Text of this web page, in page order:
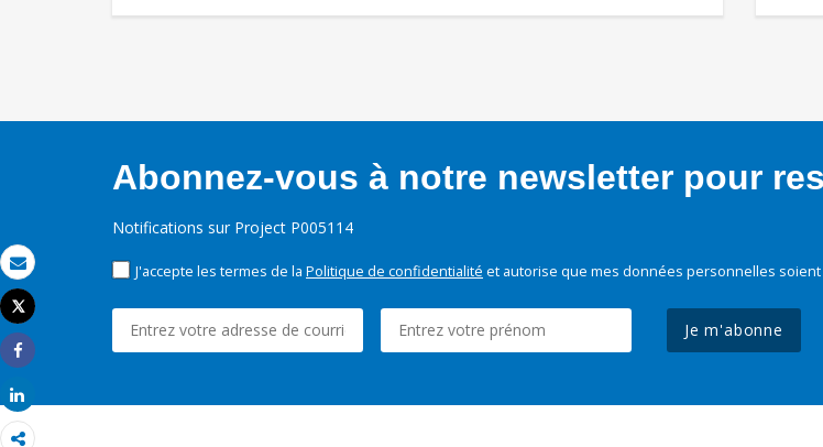
Email
Imprimer
Tweet
Share
Abonnez-vous à notre newsletter pour
Notifications sur Project P005114
J'accepte les termes de la Politique de confidentialité et autorise que mes données personnelles
Je m'abonne